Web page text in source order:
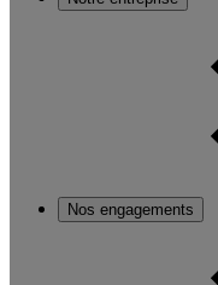
Nos engagements